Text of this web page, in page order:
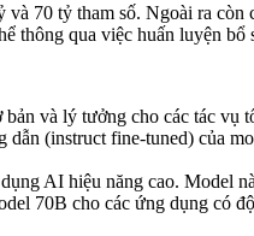
70 tỷ tham số. Ngoài ra
thông qua việc huấn luyện bổ
và lý tưởng cho các tác vụ
dẫn (instruct fine-tuned) của
AI hiệu năng cao. Model
70B cho các ứng dụng có